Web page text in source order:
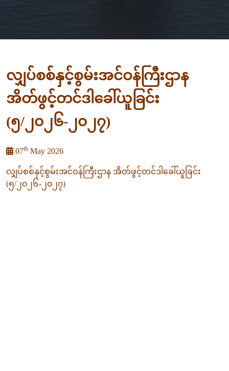
လျှပ်စစ်နှင့်စွမ်းအင်ဝန်ကြီးဌာန
အိတ်ဖွင့်တင်ဒါခေါ်ယူခြင်း
(၅/၂၀၂၆-၂၀၂၇)
07th May 2026
လျှပ်စစ်နှင့်စွမ်းအင်ဝန်ကြီးဌာန အိတ်ဖွင့်တင်ဒါခေါ်ယူခြင်း
(၅/၂၀၂၆-၂၀၂၇)